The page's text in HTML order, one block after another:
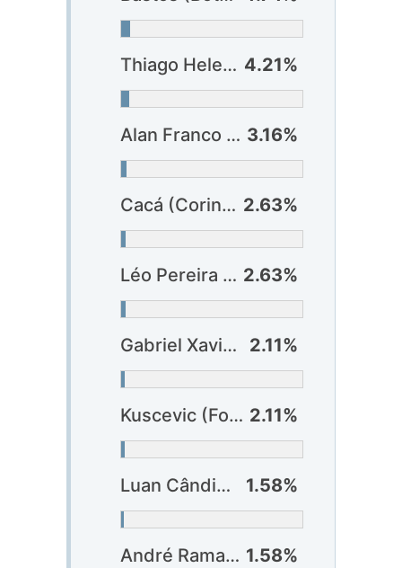
Thiago Heleno (Athlético-PR) 4.21%
Alan Franco (São Paulo) 3.16%
Cacá (Corinthians) 2.63%
Léo Pereira (Flamengo) 2.63%
Gabriel Xavier (Bahia) 2.11%
Kuscevic (Fortaleza) 2.11%
Luan Cândido (Bragantino) 1.58%
André Ramalho (Corinthians) 1.58%